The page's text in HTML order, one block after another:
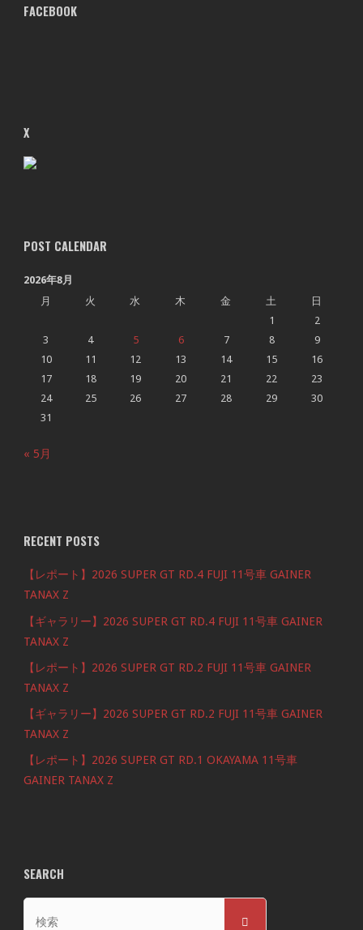
FACEBOOK
X
POST CALENDAR
2026年8月
月
火 水 木 金 土
日
1
2
3
4 5 6 7 8
9
10
11 12 13 14 15
16
17
18 19 20 21 22
23
24
25 26 27 28 29
30
31
« 5月
RECENT POSTS
【レポート】2026 SUPER GT RD.4 FUJI 11号車 GAINER
TANAX Z
【ギャラリー】2026 SUPER GT RD.4 FUJI 11号車 GAINER
TANAX Z
【レポート】2026 SUPER GT RD.2 FUJI 11号車 GAINER
TANAX Z
【ギャラリー】2026 SUPER GT RD.2 FUJI 11号車 GAINER
TANAX Z
【レポート】2026 SUPER GT RD.1 OKAYAMA 11号車
GAINER TANAX Z
SEARCH
検